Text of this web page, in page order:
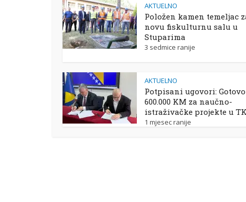
AKTUELNO
Položen kamen temeljac
novu fiskulturnu salu u
Stuparima
3 sedmice ranije
AKTUELNO
Potpisani ugovori: Gotovo
600.000 KM za naučno-
istraživačke projekte u TK
1 mjesec ranije